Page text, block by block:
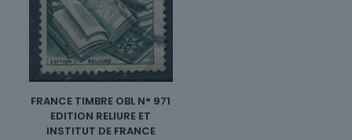
FRANCE TIMBRE OBL N° 971
EDITION RELIURE ET
INSTITUT DE FRANCE